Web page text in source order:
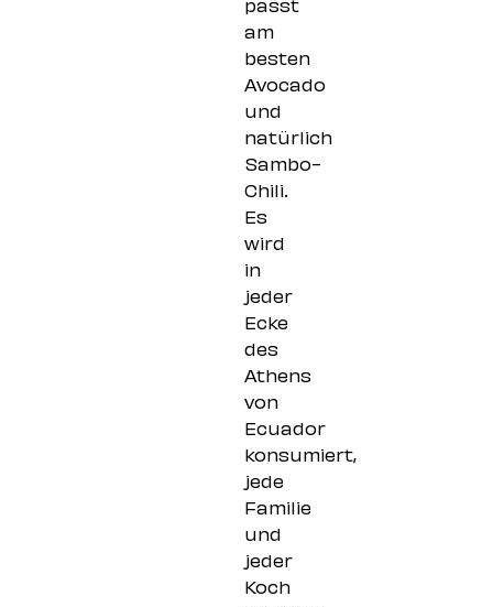
am
besten
Avocado
und
natürlich
Sambo-
Chili.
Es
wird
in
jeder
Ecke
des
Athens
von
Ecuador
konsumiert,
jede
Familie
und
jeder
Koch